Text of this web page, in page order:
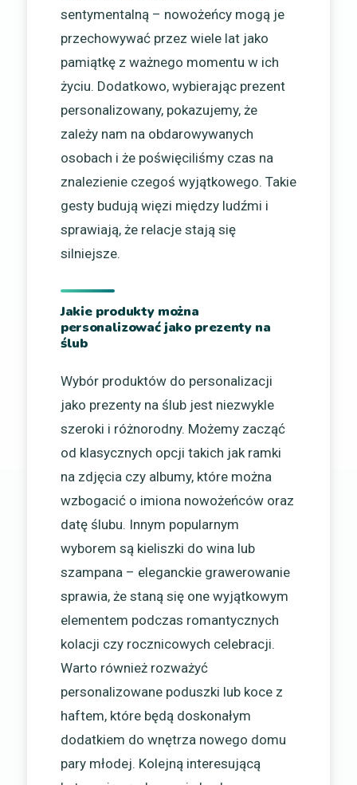
sentymentalną – nowożeńcy mogą je
przechowywać przez wiele lat jako
pamiątkę z ważnego momentu w ich
życiu. Dodatkowo, wybierając prezent
personalizowany, pokazujemy, że
zależy nam na obdarowywanych
osobach i że poświęciliśmy czas na
znalezienie czegoś wyjątkowego. Takie
gesty budują więzi między ludźmi i
sprawiają, że relacje stają się
silniejsze.
Jakie produkty można
personalizować jako prezenty na
ślub
Wybór produktów do personalizacji
jako prezenty na ślub jest niezwykle
szeroki i różnorodny. Możemy zacząć
od klasycznych opcji takich jak ramki
na zdjęcia czy albumy, które można
wzbogacić o imiona nowożeńców oraz
datę ślubu. Innym popularnym
wyborem są kieliszki do wina lub
szampana – eleganckie grawerowanie
sprawia, że staną się one wyjątkowym
elementem podczas romantycznych
kolacji czy rocznicowych celebracji.
Warto również rozważyć
personalizowane poduszki lub koce z
haftem, które będą doskonałym
dodatkiem do wnętrza nowego domu
pary młodej. Kolejną interesującą